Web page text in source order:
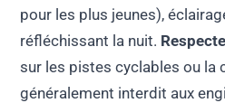
pour les plus jeunes),
réfléchissant la nuit.
sur les pistes cyclables ou la
généralement interdit aux